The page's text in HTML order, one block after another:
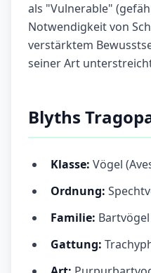
als "Vulnerable"
Notwendigkeit von
verstärktem
seiner Art
Blyths
Klasse: Vögel
Ordnung:
Familie:
Gattung: